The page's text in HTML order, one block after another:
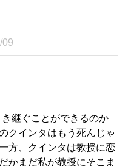
09
継ぐことができるのか
クインタはもう死んじゃ
方、クインタは教授に恋
かまだ私が教授にそこま